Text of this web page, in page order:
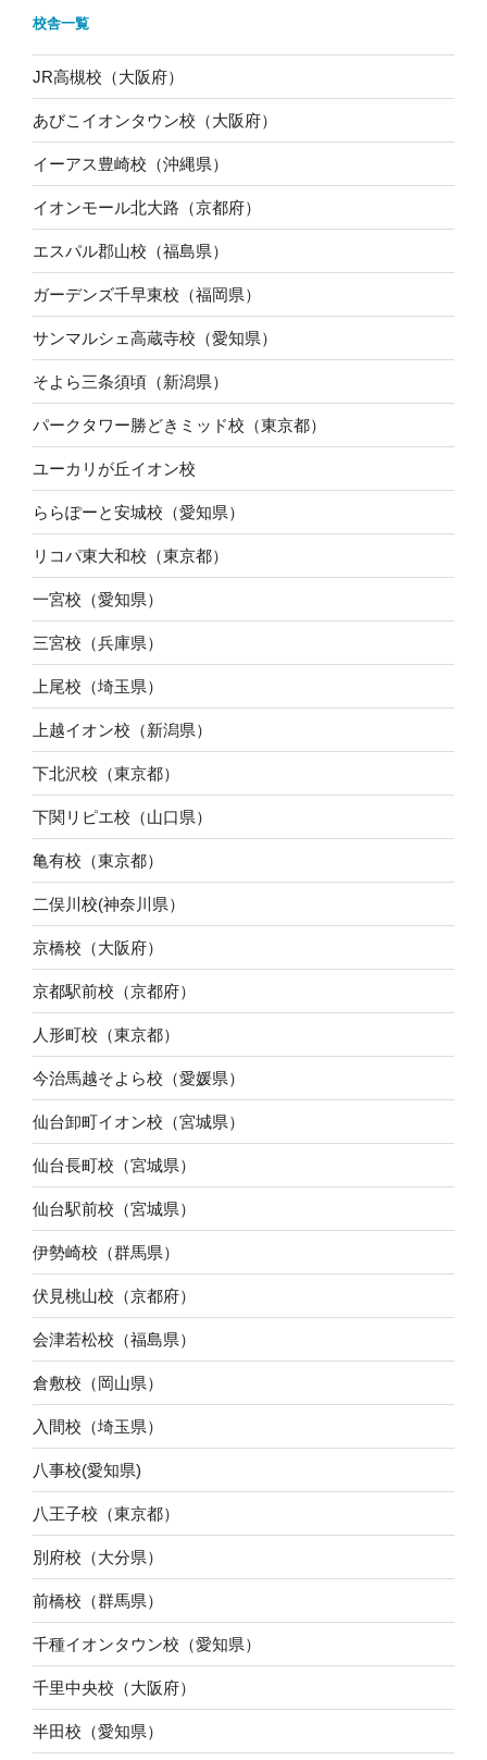
校舎一覧
JR高槻校（大阪府）
あびこイオンタウン校（大阪府）
イーアス豊崎校（沖縄県）
イオンモール北大路（京都府）
エスパル郡山校（福島県）
ガーデンズ千早東校（福岡県）
サンマルシェ高蔵寺校（愛知県）
そよら三条須頃（新潟県）
パークタワー勝どきミッド校（東京都）
ユーカリが丘イオン校
ららぽーと安城校（愛知県）
リコパ東大和校（東京都）
一宮校（愛知県）
三宮校（兵庫県）
上尾校（埼玉県）
上越イオン校（新潟県）
下北沢校（東京都）
下関リピエ校（山口県）
亀有校（東京都）
二俣川校(神奈川県）
京橋校（大阪府）
京都駅前校（京都府）
人形町校（東京都）
今治馬越そよら校（愛媛県）
仙台卸町イオン校（宮城県）
仙台長町校（宮城県）
仙台駅前校（宮城県）
伊勢崎校（群馬県）
伏見桃山校（京都府）
会津若松校（福島県）
倉敷校（岡山県）
入間校（埼玉県）
八事校(愛知県)
八王子校（東京都）
別府校（大分県）
前橋校（群馬県）
千種イオンタウン校（愛知県）
千里中央校（大阪府）
半田校（愛知県）